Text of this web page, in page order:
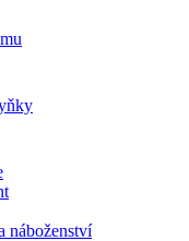
náboženství